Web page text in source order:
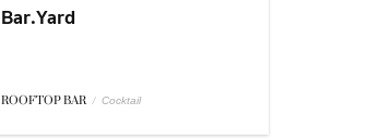
Bar.Yard
ROOFTOP BAR / Cocktail